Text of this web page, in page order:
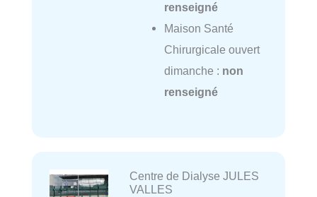
renseigné
Maison Santé
Chirurgicale ouvert
dimanche : non
renseigné
Centre de Dialyse JULES
VALLES